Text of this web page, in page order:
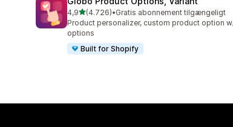
4,9ud af 5 stjerner
(4.726)
4726 anmeldelser i alt
•Gratis abonnement tilgængeligt
Product personalizer, custom product option
options
Built for Shopify